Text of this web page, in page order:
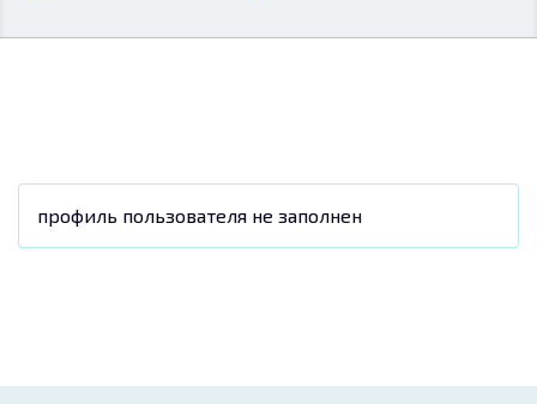
профиль пользователя не заполнен